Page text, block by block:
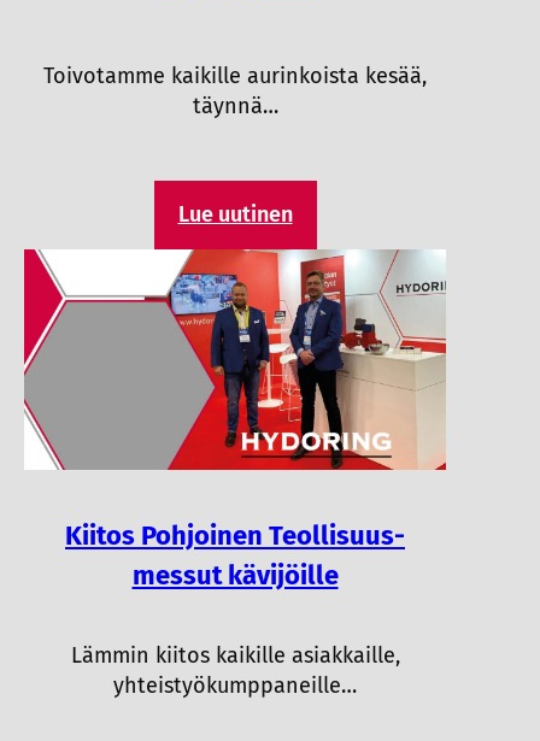
Toivotamme kaikille aurinkoista kesää,
täynnä…
Lue uutinen
Kiitos Pohjoinen Teollisuus-
messut kävijöille
Lämmin kiitos kaikille asiakkaille,
yhteistyökumppaneille…